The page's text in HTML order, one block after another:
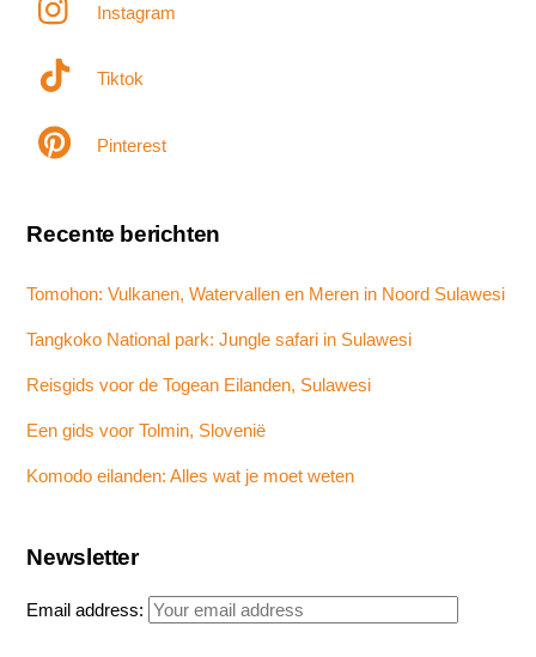
Instagram
Tiktok
Pinterest
Recente berichten
Tomohon: Vulkanen, Watervallen en Meren in Noord Sulawesi
Tangkoko National park: Jungle safari in Sulawesi
Reisgids voor de Togean Eilanden, Sulawesi
Een gids voor Tolmin, Slovenië
Komodo eilanden: Alles wat je moet weten
Newsletter
Email address: